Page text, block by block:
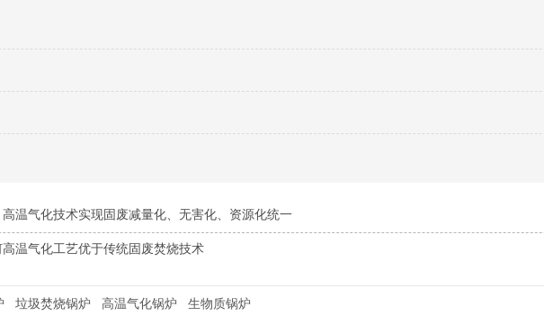
温气化技术实现固废减量化、无害化、资源化统一
温气化工艺优于传统固废焚烧技术
垃圾焚烧锅炉 高温气化锅炉 生物质锅炉